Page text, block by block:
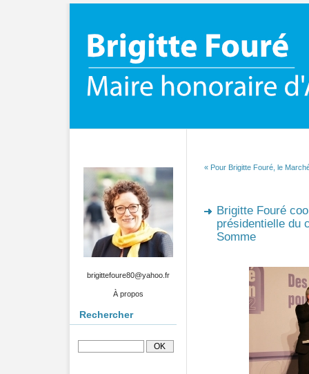
brigittefoure80@yahoo.fr
À propos
Rechercher
« Pour Brigitte Fouré, le
Brigitte Fouré
présidentielle du
Somme